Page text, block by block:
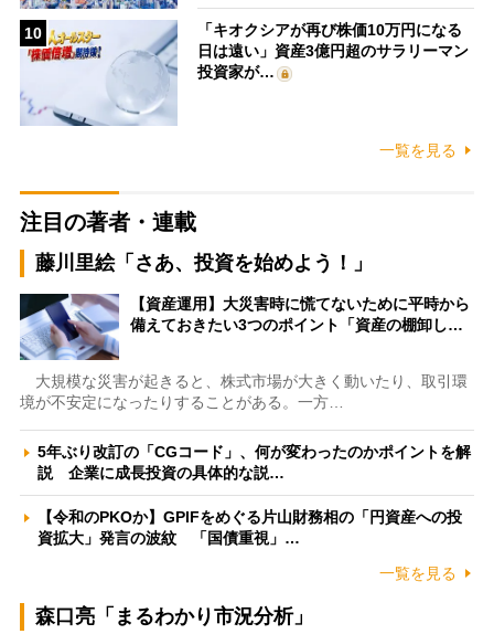
10
「キオクシアが再び株価10万円になる
日は遠い」資産3億円超のサラリーマン
投資家が…
一覧を見る
注目の著者・連載
藤川里絵「さあ、投資を始めよう！」
【資産運用】大災害時に慌てないために平時から
備えておきたい3つのポイント「資産の棚卸し…
大規模な災害が起きると、株式市場が大きく動いたり、取引環
境が不安定になったりすることがある。一方…
5年ぶり改訂の「CGコード」、何が変わったのかポイントを解
説 企業に成長投資の具体的な説…
【令和のPKOか】GPIFをめぐる片山財務相の「円資産への投
資拡大」発言の波紋 「国債重視」…
一覧を見る
森口亮「まるわかり市況分析」